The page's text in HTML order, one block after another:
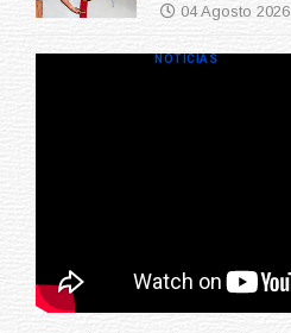
04 Agosto 2026
NOTICIAS